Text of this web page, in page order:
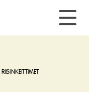
RIISINKEITTIMET